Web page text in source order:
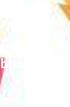
Kursiljo